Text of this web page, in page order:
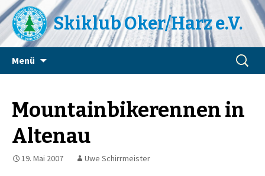
Skiklub Oker/Harz e.V.
Menü
Suchen
nach:
Mountainbikerennen in
Altenau
19. Mai 2007 Uwe Schirrmeister